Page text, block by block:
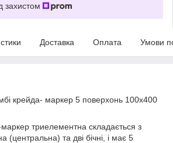
захистом
Доставка Оплата Умови
крейда- маркер 5 поверхонь 100х400
триелементна складається з
(центральна) та дві бічні, і має 5